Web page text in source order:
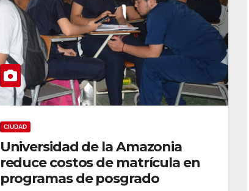
CIUDAD
Universidad de la Amazonia
reduce costos de matrícula en
programas de posgrado